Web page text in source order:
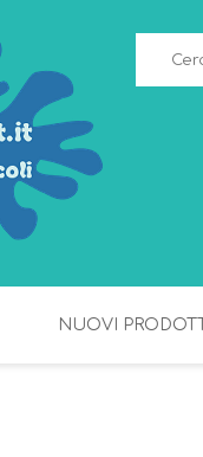
NUOVI PRODOTTI